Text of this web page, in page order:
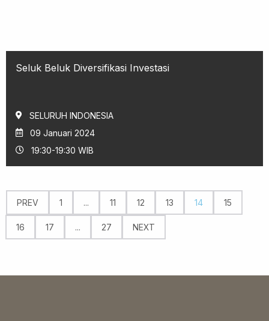
Seluk Beluk Diversifikasi Investasi
SELURUH INDONESIA
09 Januari 2024
19:30-19:30 WIB
PREV 1 ... 11 12 13 14 15
16 17 ... 27 NEXT